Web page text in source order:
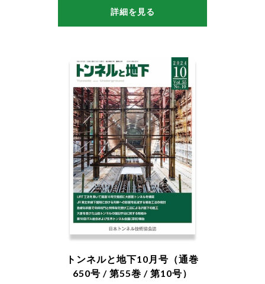
詳細を見る
トンネルと地下10月号（通巻
650号 / 第55巻 / 第10号）